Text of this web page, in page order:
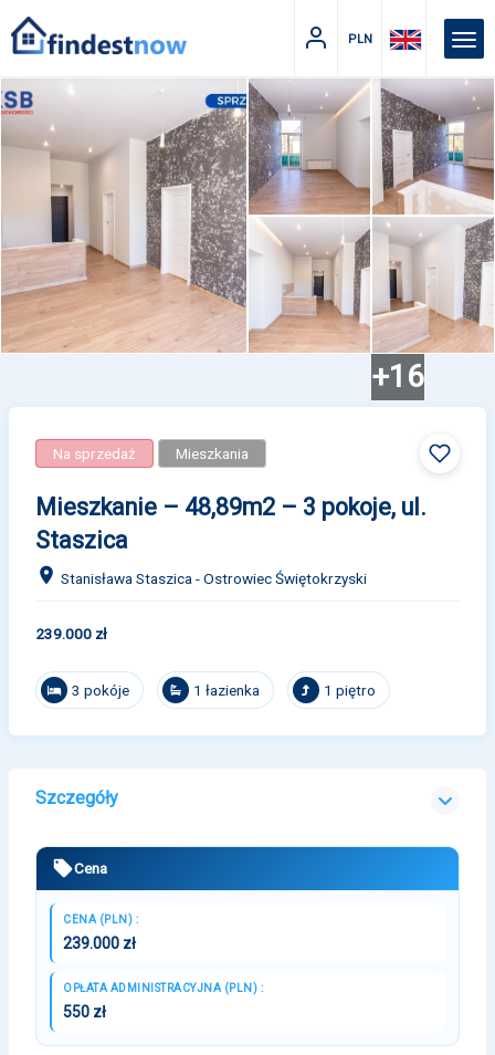
PLN
+16
Na sprzedaż Mieszkania
Mieszkanie – 48,89m2 – 3 pokoje, ul.
Staszica
Stanisława Staszica - Ostrowiec Świętokrzyski
239.000 zł
3 pokóje 1 łazienka 1 piętro
Szczegóły
Cena
CENA (PLN) :
239.000 zł
OPŁATA ADMINISTRACYJNA (PLN) :
550 zł